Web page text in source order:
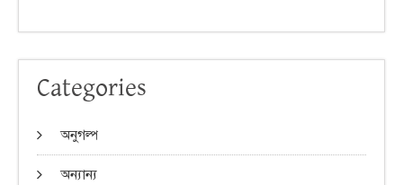
Categories
অনুগল্প
অন্যান্য